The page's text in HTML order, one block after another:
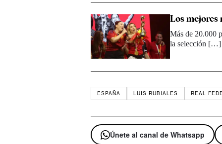
Los mejores
Más de 20.000
la selección […]
ESPAÑA LUIS RUBIALES REAL
Únete al canal de Whatsapp